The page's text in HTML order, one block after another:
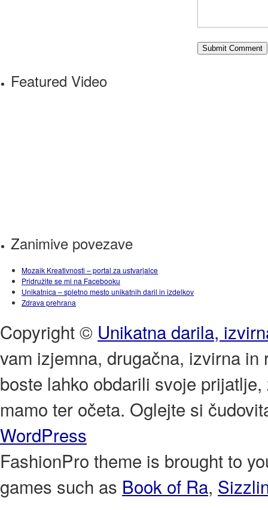
Featured Video
Zanimive povezave
Mozaik Kreativnosti – portal za ustvarjalce
Pridružite se mi na Facebooku
Unikatnica – spletno mesto unikatnih daril in izdelkov
Zdrava prehrana
Copyright © Unikatna darila,
vam izjemna, drugačna, izvirna
boste lahko obdarili svoje
mamo ter očeta. Oglejte si
WordPress
FashionPro theme is brought to
games such as Book of Ra,